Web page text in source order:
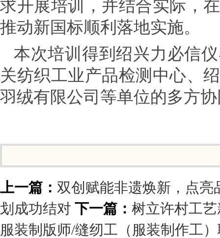
求开展培训，并结合实际，
推动新国标顺利落地实施。
本次培训得到绍兴力必信
关纺织工业产品检测中心、
羽绒有限公司等单位的多方
上一篇： 双创赋能非遗焕新，点亮
划成功结对 下一篇： 树立许村工
服装制版师/缝纫工（服装制作工